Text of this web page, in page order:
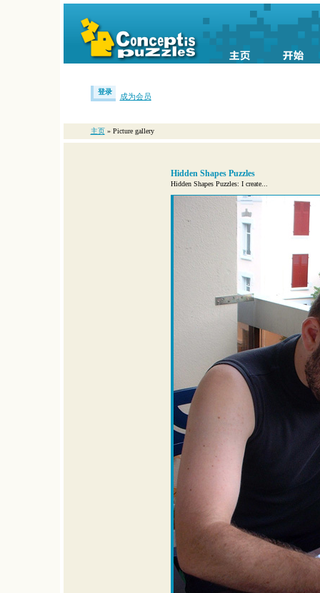
登录
成为会员
主页 » Picture gallery
Hidden Shapes Puzzles
Hidden Shapes Puzzles: I create...